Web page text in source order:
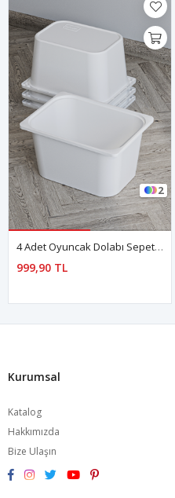
2
4 Adet Oyuncak Dolabı Sepeti Saklama Kutusu Oyuncak Sepeti Çok Amaçlı Dolap Sepeti Beyaz
999,90 TL
Kurumsal
Katalog
Hakkımızda
Bize Ulaşın